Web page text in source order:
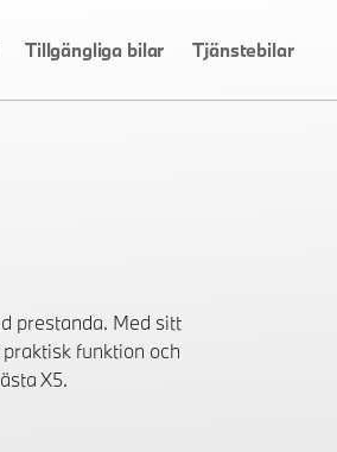
Tillgängliga bilar Tjänstebilar
prestanda. Med sitt
funktion och
X5.